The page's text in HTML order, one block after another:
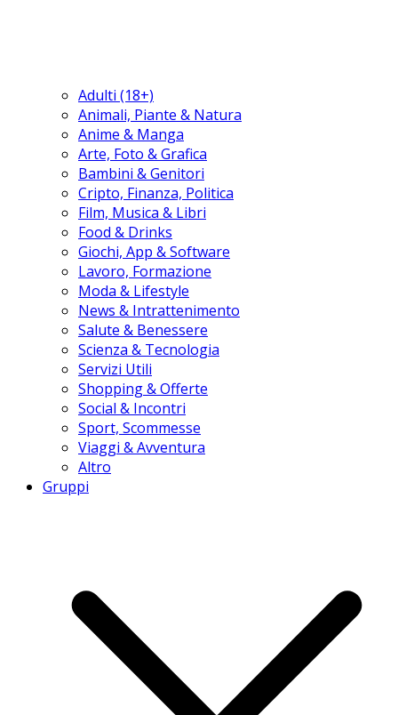
Adulti (18+)
Animali, Piante & Natura
Anime & Manga
Arte, Foto & Grafica
Bambini & Genitori
Cripto, Finanza, Politica
Film, Musica & Libri
Food & Drinks
Giochi, App & Software
Lavoro, Formazione
Moda & Lifestyle
News & Intrattenimento
Salute & Benessere
Scienza & Tecnologia
Servizi Utili
Shopping & Offerte
Social & Incontri
Sport, Scommesse
Viaggi & Avventura
Altro
Gruppi